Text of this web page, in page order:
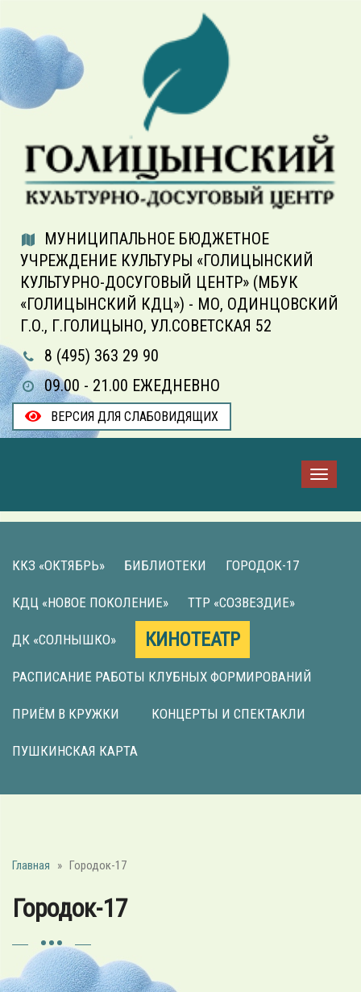
МУНИЦИПАЛЬНОЕ БЮДЖЕТНОЕ
УЧРЕЖДЕНИЕ КУЛЬТУРЫ «ГОЛИЦЫНСКИЙ
КУЛЬТУРНО-ДОСУГОВЫЙ ЦЕНТР» (МБУК
«ГОЛИЦЫНСКИЙ КДЦ») - МО, ОДИНЦОВСКИЙ
Г.О., Г.ГОЛИЦЫНО, УЛ.СОВЕТСКАЯ 52
8 (495) 363 29 90
09.00 - 21.00 ЕЖЕДНЕВНО
ВЕРСИЯ ДЛЯ СЛАБОВИДЯЩИХ
ККЗ «ОКТЯБРЬ» БИБЛИОТЕКИ ГОРОДОК-17
КДЦ «НОВОЕ ПОКОЛЕНИЕ» ТТР «СОЗВЕЗДИЕ»
ДК «СОЛНЫШКО» КИНОТЕАТР
РАСПИСАНИЕ РАБОТЫ КЛУБНЫХ ФОРМИРОВАНИЙ
ПРИЁМ В КРУЖКИ КОНЦЕРТЫ И СПЕКТАКЛИ
ПУШКИНСКАЯ КАРТА
Главная » Городок-17
Городок-17